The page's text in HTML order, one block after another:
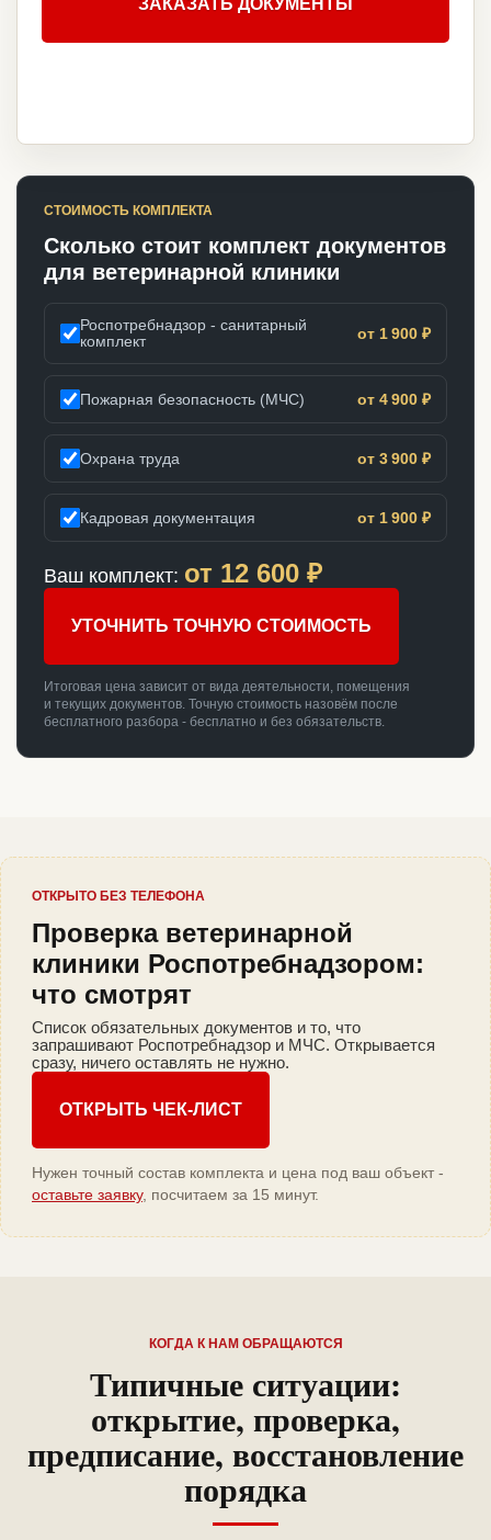
ЗАКАЗАТЬ ДОКУМЕНТЫ
СТОИМОСТЬ КОМПЛЕКТА
Сколько стоит комплект документов
для ветеринарной клиники
Роспотребнадзор - санитарный
комплект
от 1 900 ₽
Пожарная безопасность (МЧС) от 4 900 ₽
Охрана труда от 3 900 ₽
Кадровая документация от 1 900 ₽
Ваш комплект: от 12 600 ₽
УТОЧНИТЬ ТОЧНУЮ СТОИМОСТЬ
Итоговая цена зависит от вида деятельности, помещения
и текущих документов. Точную стоимость назовём после
бесплатного разбора - бесплатно и без обязательств.
ОТКРЫТО БЕЗ ТЕЛЕФОНА
Проверка ветеринарной
клиники Роспотребнадзором:
что смотрят
Список обязательных документов и то, что
запрашивают Роспотребнадзор и МЧС. Открывается
сразу, ничего оставлять не нужно.
ОТКРЫТЬ ЧЕК-ЛИСТ
Нужен точный состав комплекта и цена под ваш объект -
оставьте заявку, посчитаем за 15 минут.
КОГДА К НАМ ОБРАЩАЮТСЯ
Типичные ситуации:
открытие, проверка,
предписание, восстановление
порядка